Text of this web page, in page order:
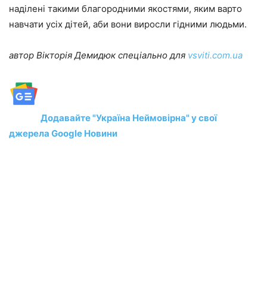
наділені такими благородними якостями, яким варто
навчати усіх дітей, аби вони виросли гідними людьми.
автор Вікторія Демидюк спеціально для vsviti.com.ua
Додавайте "Україна Неймовірна" у свої
джерела Google Новини